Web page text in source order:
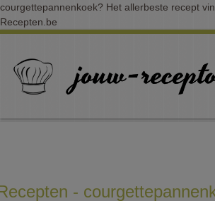
courgettepannenkoek? Het allerbeste recept
Recepten.be
-